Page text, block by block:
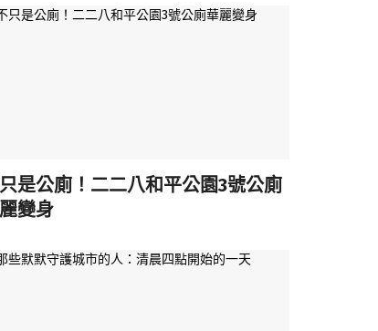
是公廁！二二八和平公園3號公廁
變身